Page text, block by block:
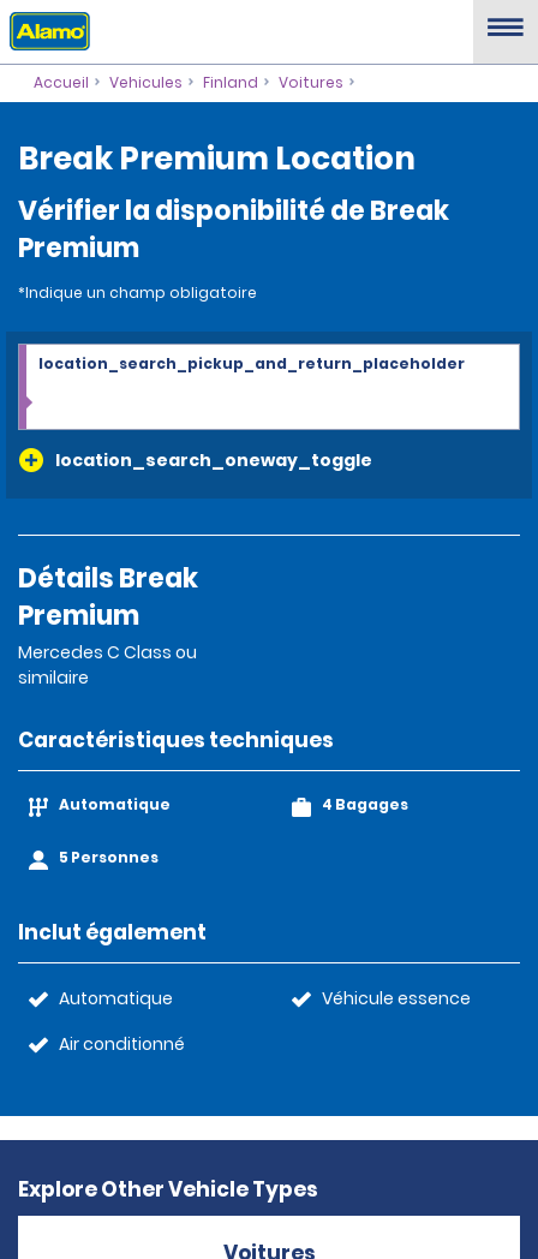
Accueil Vehicules Finland Voitures
Break Premium Location
Vérifier la disponibilité de Break
Premium
*Indique un champ obligatoire
location_search_oneway_toggle
location_search_pickup_and_return_placeholder
Détails Break
Premium
Mercedes C Class ou
similaire
Caractéristiques techniques
Automatique
5 Personnes
4 Bagages
Inclut également
Automatique
Air conditionné
Véhicule essence
Explore Other Vehicle Types
Voitures